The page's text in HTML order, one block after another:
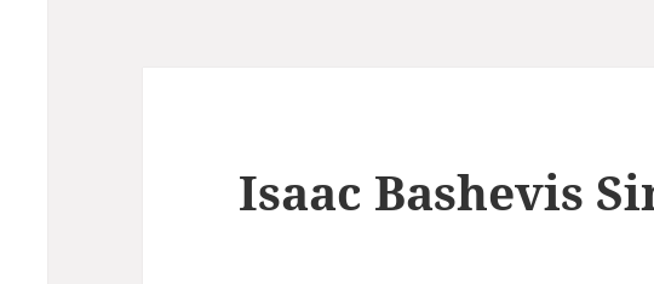
Isaac Bashevis